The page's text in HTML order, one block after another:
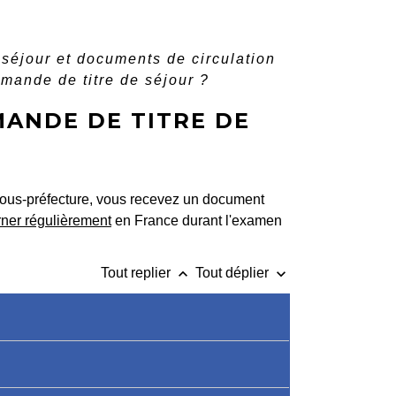
et documents de circulation
de titre de séjour ?
DE TITRE DE
préfecture, vous recevez un document
régulièrementen France durant l'examen
Tout replier keyboard_arrow_up Tout déplier keyboard_arrow_down